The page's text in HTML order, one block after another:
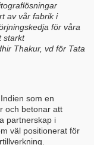
av vår fabrik i
för våra
starkt
Thakur, vd för Tata
som en
och betonar att
partnerskap i
väl positionerat för